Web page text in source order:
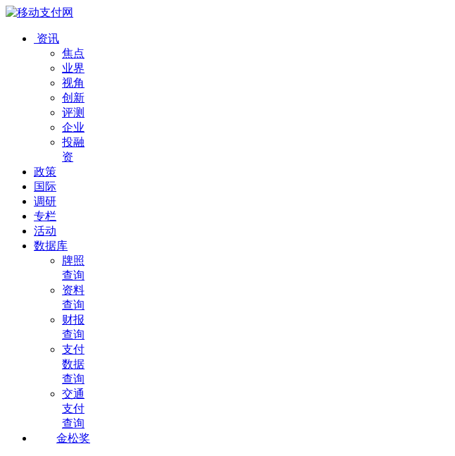
资讯
焦点
业界
视角
创新
评测
企业
投融
资
政策
国际
调研
专栏
活动
数据库
牌照
查询
资料
查询
财报
查询
支付
数据
查询
交通
支付
查询
金松奖